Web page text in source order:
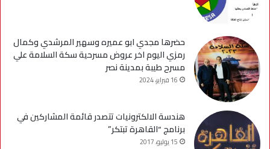
حضرها مجدي ابو عميره وسهير المرشدي وكمال
رمزي اليوم اخر عروض مسرحية سكة السلامة علي
مسرح طيبة بمدينة نصر
16 فبراير، 2024
هندسة الالكترونيات تتصدر قائمة المشاركين في
برنامج “القاهرة تبتكر”
15 يوليو، 2017